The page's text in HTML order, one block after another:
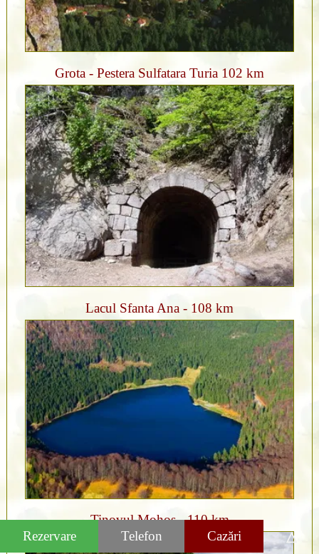
Rezervare Telefon Cazări △
Grota - Pestera Sulfatara Turia 102 km
Lacul Sfanta Ana - 108 km
Tinovul Mohos - 110 km